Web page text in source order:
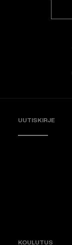
UUTISKIRJE
KOULUTUS